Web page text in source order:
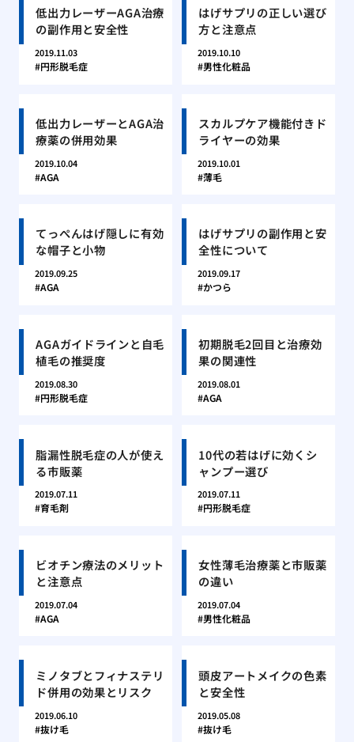
低出力レーザーAGA治療
の副作用と安全性
2019.11.03
円形脱毛症
はげサプリの正しい選び
方と注意点
2019.10.10
男性化粧品
低出力レーザーとAGA治
療薬の併用効果
2019.10.04
AGA
スカルプケア機能付きド
ライヤーの効果
2019.10.01
薄毛
てっぺんはげ隠しに有効
な帽子と小物
2019.09.25
AGA
はげサプリの副作用と安
全性について
2019.09.17
かつら
AGAガイドラインと自毛
植毛の推奨度
2019.08.30
円形脱毛症
初期脱毛2回目と治療効
果の関連性
2019.08.01
AGA
脂漏性脱毛症の人が使え
る市販薬
2019.07.11
育毛剤
10代の若はげに効くシ
ャンプー選び
2019.07.11
円形脱毛症
ビオチン療法のメリット
と注意点
2019.07.04
AGA
女性薄毛治療薬と市販薬
の違い
2019.07.04
男性化粧品
ミノタブとフィナステリ
ド併用の効果とリスク
2019.06.10
抜け毛
頭皮アートメイクの色素
と安全性
2019.05.08
抜け毛